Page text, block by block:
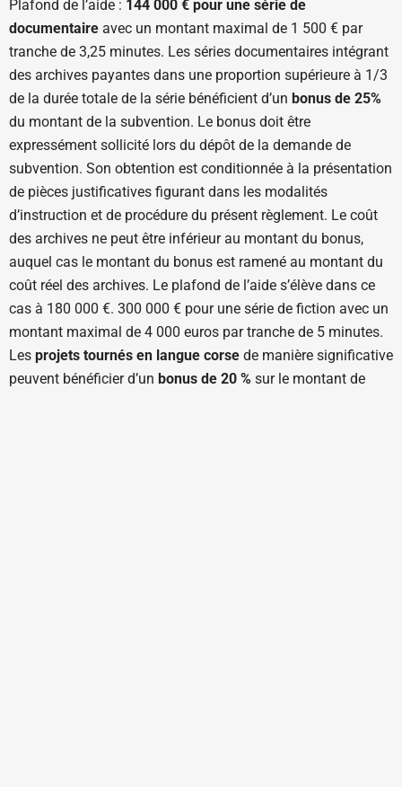
Plafond de l’aide : 144 000 € pour une série de
documentaire avec un montant maximal de 1 500 € par
tranche de 3,25 minutes. Les séries documentaires intégrant
des archives payantes dans une proportion supérieure à 1/3
de la durée totale de la série bénéficient d’un bonus de 25%
du montant de la subvention. Le bonus doit être
expressément sollicité lors du dépôt de la demande de
subvention. Son obtention est conditionnée à la présentation
de pièces justificatives figurant dans les modalités
d’instruction et de procédure du présent règlement. Le coût
des archives ne peut être inférieur au montant du bonus,
auquel cas le montant du bonus est ramené au montant du
coût réel des archives. Le plafond de l’aide s’élève dans ce
cas à 180 000 €. 300 000 € pour une série de fiction avec un
montant maximal de 4 000 euros par tranche de 5 minutes.
Les projets tournés en langue corse de manière significative
peuvent bénéficier d’un bonus de 20 % sur le montant de